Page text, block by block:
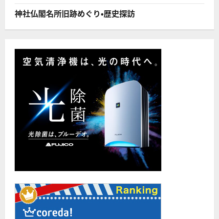
神社仏閣名所旧跡めぐり・歴史探訪